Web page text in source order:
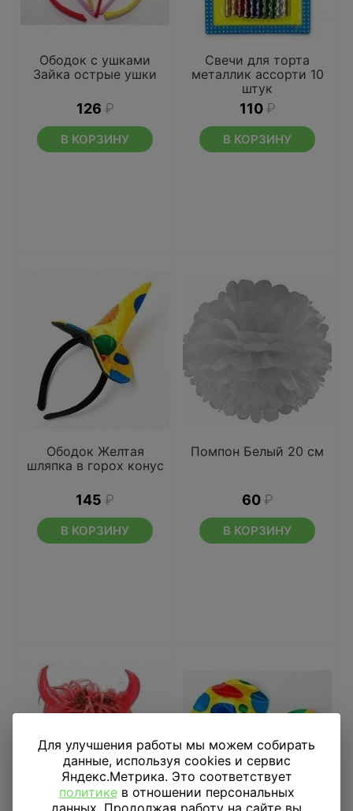
Ободок с ушками
Зайка острые ушки
126 ₽
В КОРЗИНУ
Свечи для торта
металлик ассорти 10
штук
110 ₽
В КОРЗИНУ
Ободок Желтая
шляпка в горох конус
145 ₽
В КОРЗИНУ
Помпон Белый 20 см
60 ₽
В КОРЗИНУ
Для улучшения работы мы можем собирать
данные, используя cookies и сервис
Яндекс.Метрика. Это соответствует
политикев отношении персональных
данных. Продолжая работу на сайте вы